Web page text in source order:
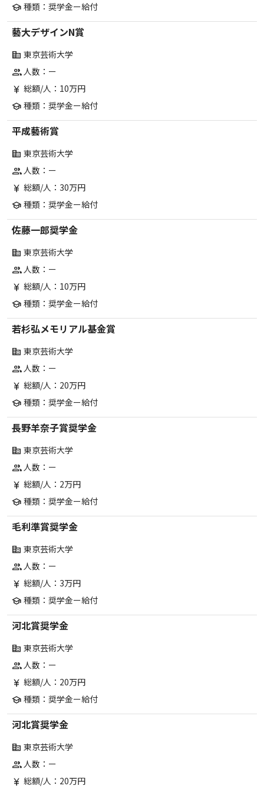
school 種類：奨学金ー給付
藝大デザインN賞
corporate_fare 東京芸術大学
group人数：ー
currency_yen 総額/人：10万円
school 種類：奨学金ー給付
平成藝術賞
corporate_fare 東京芸術大学
group人数：ー
currency_yen 総額/人：30万円
school 種類：奨学金ー給付
佐藤一郎奨学金
corporate_fare 東京芸術大学
group人数：ー
currency_yen 総額/人：10万円
school 種類：奨学金ー給付
若杉弘メモリアル基金賞
corporate_fare 東京芸術大学
group人数：ー
currency_yen 総額/人：20万円
school 種類：奨学金ー給付
長野羊奈子賞奨学金
corporate_fare 東京芸術大学
group人数：ー
currency_yen 総額/人：2万円
school 種類：奨学金ー給付
毛利準賞奨学金
corporate_fare 東京芸術大学
group人数：ー
currency_yen 総額/人：3万円
school 種類：奨学金ー給付
河北賞奨学金
corporate_fare 東京芸術大学
group人数：ー
currency_yen 総額/人：20万円
school 種類：奨学金ー給付
河北賞奨学金
corporate_fare 東京芸術大学
group人数：ー
currency_yen 総額/人：20万円